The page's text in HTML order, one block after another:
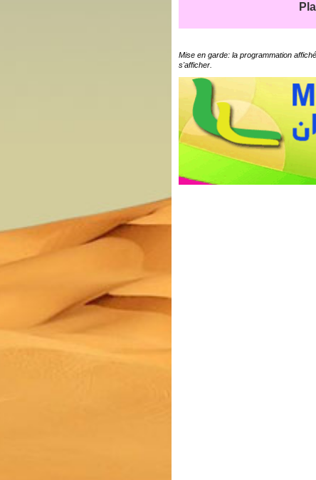
Mise en garde: la programmation
s'afficher.